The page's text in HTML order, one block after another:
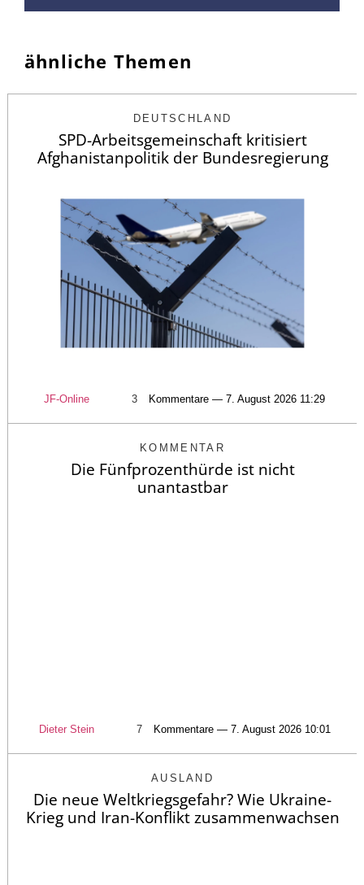
ähnliche Themen
DEUTSCHLAND
SPD-Arbeitsgemeinschaft kritisiert
Afghanistanpolitik der Bundesregierung
JF-Online 3 Kommentare — 7. August 2026 11:29
KOMMENTAR
Die Fünfprozenthürde ist nicht
unantastbar
Dieter Stein 7 Kommentare — 7. August 2026 10:01
AUSLAND
Die neue Weltkriegsgefahr? Wie Ukraine-
Krieg und Iran-Konflikt zusammenwachsen